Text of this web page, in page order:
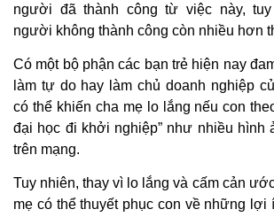
người đã thành công từ việc này,
người không thành công còn nhiều hơn
Có một bộ phận các bạn trẻ hiện nay
làm tự do hay làm chủ doanh nghiệp
có thể khiến cha mẹ lo lắng nếu con
đại học đi khởi nghiệp” như nhiều hình
trên mạng.
Tuy nhiên, thay vì lo lắng và cấm cản
mẹ có thể thuyết phục con về những lợi